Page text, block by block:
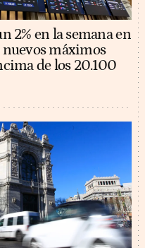
2% en la semana en
máximos
de los 20.100